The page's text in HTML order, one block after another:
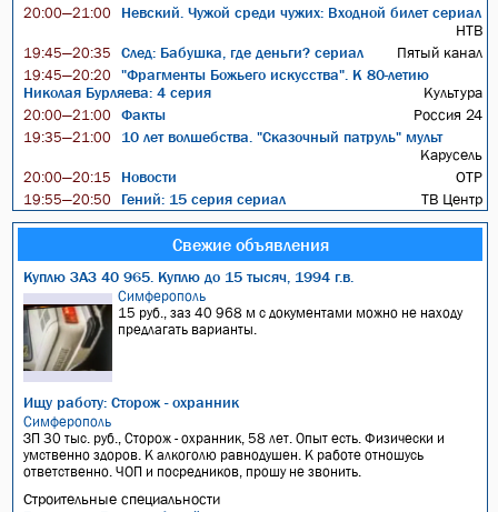
20:00—21:00
Невский. Чужой среди чужих: Входной билет сериал
НТВ
19:45—20:35 След: Бабушка, где деньги? сериал Пятый канал
19:45—20:20
"Фрагменты Божьего искусства". К 80-летию
Николая Бурляева: 4 серия
Культура
20:00—21:00 Факты Россия 24
19:35—21:00
10 лет волшебства. "Сказочный патруль" мульт
Карусель
20:00—20:15 Новости ОТР
19:55—20:50 Гений: 15 серия сериал ТВ Центр
Свежие объявления
Куплю ЗАЗ 40 965. Куплю до 15 тысяч, 1994 г.в.
Симферополь
15 руб., заз 40 968 м с документами можно не находу
предлагать варианты.
Ищу работу: Сторож - охранник
Симферополь
ЗП 30 тыс. руб., Сторож - охранник, 58 лет. Опыт есть. Физически и
умственно здоров. К алкоголю равнодушен. К работе отношусь
ответственно. ЧОП и посредников, прошу не звонить.
Строительные специальности